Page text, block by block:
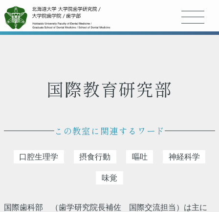
国際教育研究部
この教室に関連するワード
口腔生理学 摂食行動 嘔吐 神経科学
味覚
国際歯科部 （歯学研究院長補佐 国際交流担当）は主に